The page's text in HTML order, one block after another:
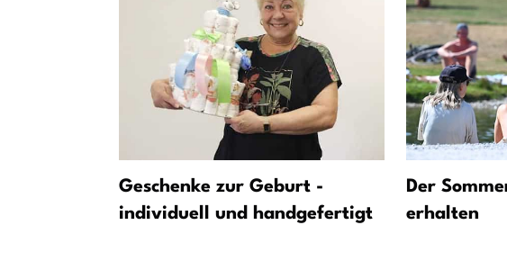
Geschenke zur Geburt -
individuell und handgefertigt
Der
erhalten